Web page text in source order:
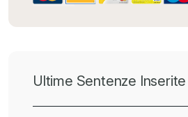
Ultime Sentenze Inserite